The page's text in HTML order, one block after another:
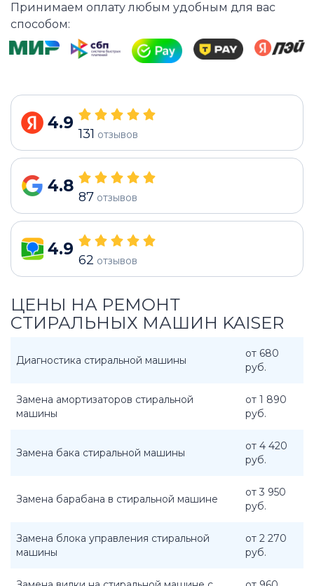
Принимаем оплату любым удобным для вас
способом:
4.9
131 отзывов
4.8
87 отзывов
4.9
62 отзывов
ЦЕНЫ НА РЕМОНТ
СТИРАЛЬНЫХ МАШИН KAISER
Диагностика стиральной машины
от 680
руб.
Замена амортизаторов стиральной
машины
от 1 890
руб.
Замена бака стиральной машины
от 4 420
руб.
Замена барабана в стиральной машине
от 3 950
руб.
Замена блока управления стиральной
машины
от 2 270
руб.